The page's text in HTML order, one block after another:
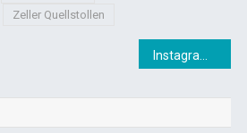
Zeller Quellstollen